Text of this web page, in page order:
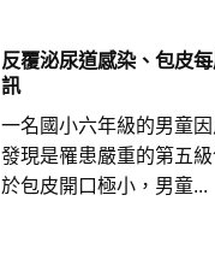
反覆泌尿道感染、包皮
訊
一名國小六年級的男童
發現是罹患嚴重的第五
於包皮開口極小，男童...